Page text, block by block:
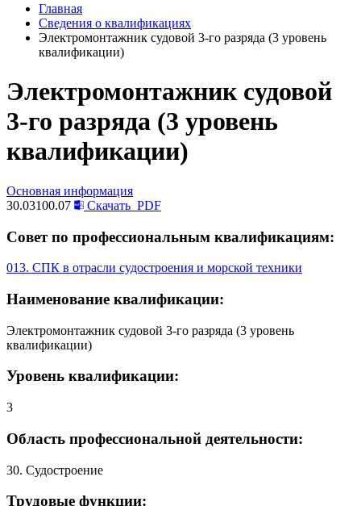
Главная
Сведения о квалификациях
Электромонтажник судовой 3-го разряда (3 уровень
квалификации)
Электромонтажник судовой
3-го разряда (3 уровень
квалификации)
Основная информация
30.03100.07
Скачать PDF
Совет по профессиональным квалификациям:
013. СПК в отрасли судостроения и морской техники
Наименование квалификации:
Электромонтажник судовой 3-го разряда (3 уровень
квалификации)
Уровень квалификации:
3
Область профессиональной деятельности:
30. Судостроение
Трудовые функции: